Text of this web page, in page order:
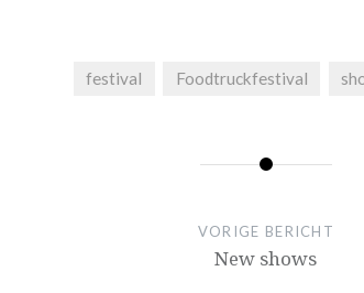
festival Foodtruckfestival
VORIGE BERICHT
New shows